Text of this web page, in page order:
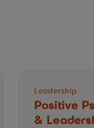
Leadership
Positive
&